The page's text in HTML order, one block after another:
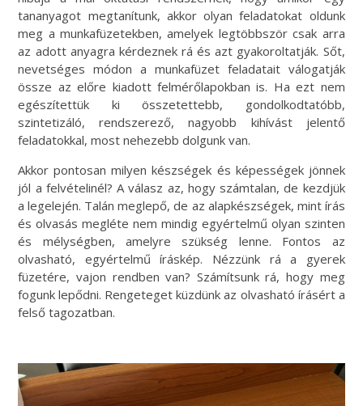
tananyagot megtanítunk, akkor olyan feladatokat oldunk
meg a munkafüzetekben, amelyek legtöbbször csak arra
az adott anyagra kérdeznek rá és azt gyakoroltatják. Sőt,
nevetséges módon a munkafüzet feladatait válogatják
össze az előre kiadott felmérőlapokban is. Ha ezt nem
egészítettük ki összetettebb, gondolkodtatóbb,
szintetizáló, rendszerező, nagyobb kihívást jelentő
feladatokkal, most nehezebb dolgunk van.
Akkor pontosan milyen készségek és képességek jönnek
jól a felvételinél? A válasz az, hogy számtalan, de kezdjük
a legelején. Talán meglepő, de az alapkészségek, mint írás
és olvasás megléte nem mindig egyértelmű olyan szinten
és mélységben, amelyre szükség lenne. Fontos az
olvasható, egyértelmű íráskép. Nézzünk rá a gyerek
füzetére, vajon rendben van? Számítsunk rá, hogy meg
fogunk lepődni. Rengeteget küzdünk az olvasható írásért a
felső tagozatban.